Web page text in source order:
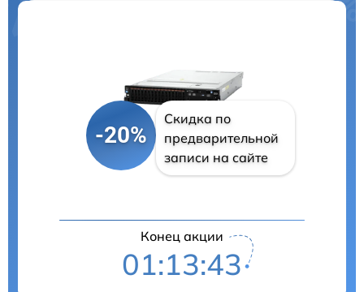
-20%
Скидка по
предварительной
записи на сайте
Конец акции
01:13:42